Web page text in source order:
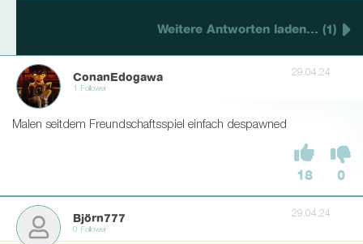
Weitere Antworten laden... (1)
ConanEdogawa
1 Follower
29.04.24
Malen seitdem Freundschaftsspiel einfach despawned
18 0
Björn777
0 Follower
29.04.24